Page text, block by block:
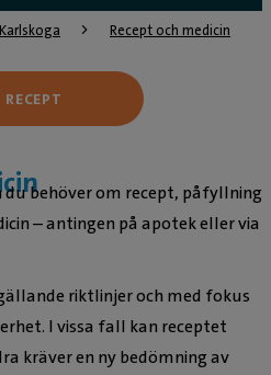
Karlskoga Recept och medicin
behöver om recept, påfyllning
– antingen på apotek eller via
riktlinjer och med fokus
I vissa fall kan receptet
kräver en ny bedömning av
RECEPT